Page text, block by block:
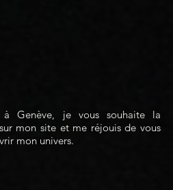
à Genève, je vous souhaite la
mon site et me réjouis de vous
mon univers.